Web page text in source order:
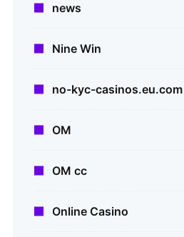
news
Nine Win
no-kyc-casinos.eu.com
OM
OM cc
Online Casino